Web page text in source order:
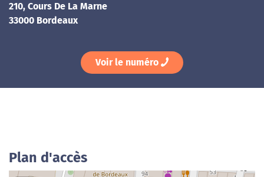
210, Cours De La Marne
33000 Bordeaux
Voir le numéro
Plan d'accès